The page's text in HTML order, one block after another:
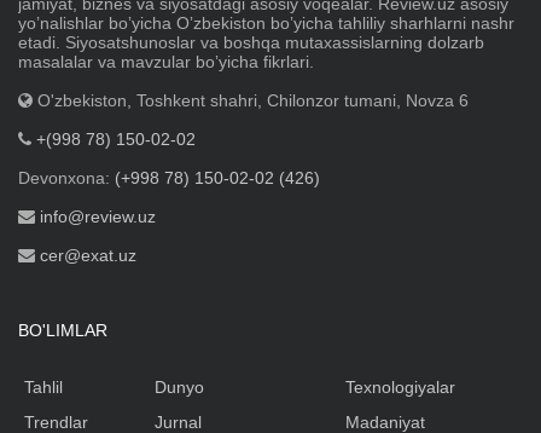
yoʼnalishlar boʼyicha Oʼzbekiston boʼyicha tahliliy sharhlarni nashr
etadi. Siyosatshunoslar va boshqa mutaxassislarning dolzarb
masalalar va mavzular boʼyicha fikrlari.
O'zbekiston, Toshkent shahri, Chilonzor tumani, Novza 6
+(998 78) 150-02-02
Devonxona: (+998 78) 150-02-02 (426)
info@review.uz
cer@exat.uz
BO'LIMLAR
Tahlil
Trendlar
Dunyo
Jurnal
Texnologiyalar
Madaniyat